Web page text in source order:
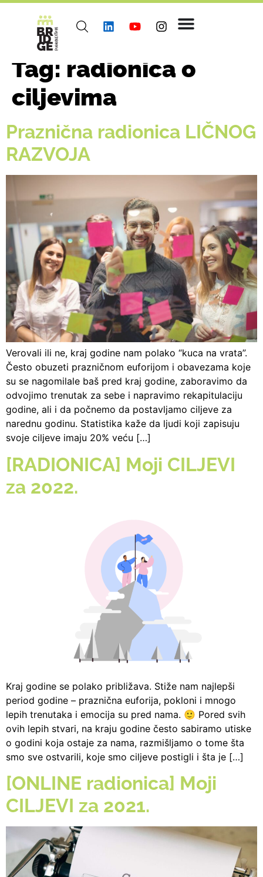
Tag: radionica o
ciljevima
Praznična radionica LIČNOG
RAZVOJA
Verovali ili ne, kraj godine nam polako “kuca na vrata”.
Često obuzeti prazničnom euforijom i obavezama koje
su se nagomilale baš pred kraj godine, zaboravimo da
odvojimo trenutak za sebe i napravimo rekapitulaciju
godine, ali i da počnemo da postavljamo ciljeve za
narednu godinu. Statistika kaže da ljudi koji zapisuju
svoje ciljeve imaju 20% veću […]
[RADIONICA] Moji CILJEVI
za 2022.
Kraj godine se polako približava. Stiže nam najlepši
period godine – praznična euforija, pokloni i mnogo
lepih trenutaka i emocija su pred nama. 🙂 Pored svih
ovih lepih stvari, na kraju godine često sabiramo utiske
o godini koja ostaje za nama, razmišljamo o tome šta
smo sve ostvarili, koje smo ciljeve postigli i šta je […]
[ONLINE radionica] Moji
CILJEVI za 2021.